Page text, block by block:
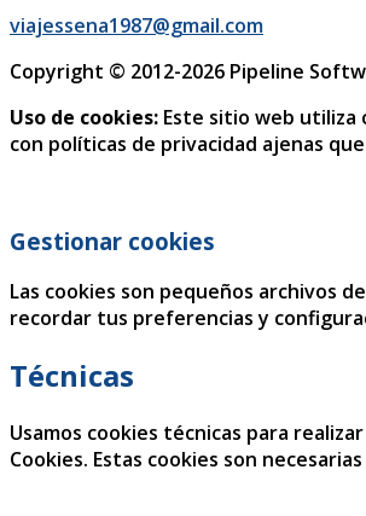
viajessena1987@gmail.com
Copyright © 2012-2026 Pipeline
Uso de cookies: Este sitio web utiliza
con políticas de privacidad ajenas
Gestionar cookies
Las cookies son pequeños archivos
recordar tus preferencias y
Técnicas
Usamos cookies técnicas para
Cookies. Estas cookies son